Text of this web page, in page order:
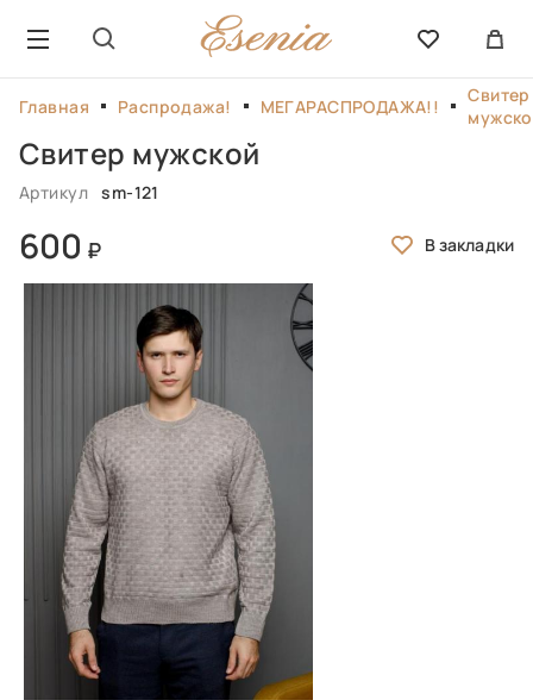
Главная Распродажа! МЕГАРАСПРОДАЖА!!
Свитер
Свитер мужской
Артикул sm-121
600